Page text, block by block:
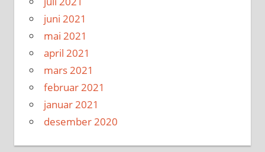
juni 2021
mai 2021
april 2021
mars 2021
februar 2021
januar 2021
desember 2020